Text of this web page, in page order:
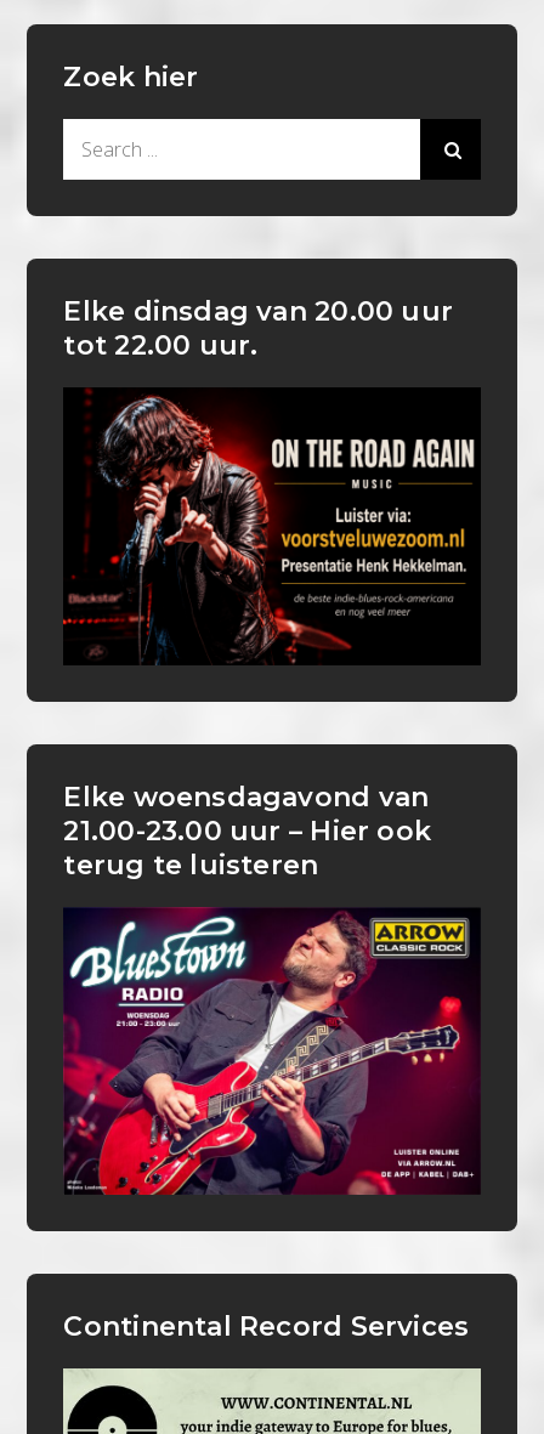
Zoek hier
Elke dinsdag van 20.00 uur
tot 22.00 uur.
Elke woensdagavond van
21.00-23.00 uur – Hier ook
terug te luisteren
Continental Record Services